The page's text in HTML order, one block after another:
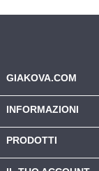
GIAKOVA.COM
INFORMAZIONI
PRODOTTI